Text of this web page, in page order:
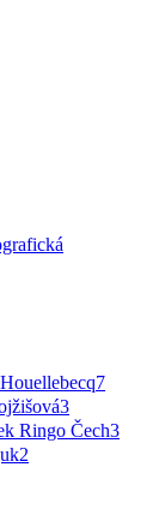
7
3
Ringo Čech3
2